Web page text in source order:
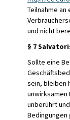
Teilnahme
und nicht
§ 7
Sollte eine
sein, bleiben
unwirksamen
unberührt